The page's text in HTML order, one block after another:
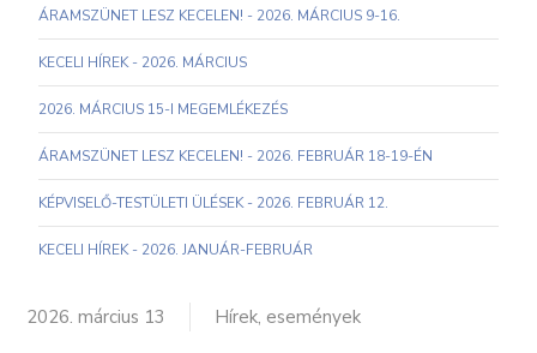
ÁRAMSZÜNET LESZ KECELEN! - 2026. MÁRCIUS 9-16.
KECELI HÍREK - 2026. MÁRCIUS
2026. MÁRCIUS 15-I MEGEMLÉKEZÉS
ÁRAMSZÜNET LESZ KECELEN! - 2026. FEBRUÁR 18-19-ÉN
KÉPVISELŐ-TESTÜLETI ÜLÉSEK - 2026. FEBRUÁR 12.
KECELI HÍREK - 2026. JANUÁR-FEBRUÁR
2026. március 13 Hírek, események